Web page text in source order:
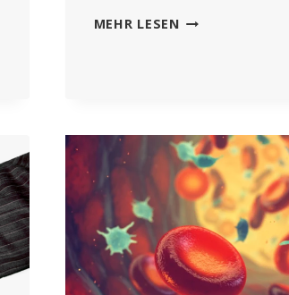
MEHR LESENMITARBEITERIN
MELDUNG
VON
COVID-
IMPFSTOFF-
AN
VAERS
ENTLASSEN
HAT